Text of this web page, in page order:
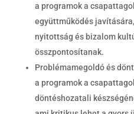
a programok a
együttműködés
nyitottság és bizalom
összpontosítanak.
Problémamegoldó és
a programok a
döntéshozatali